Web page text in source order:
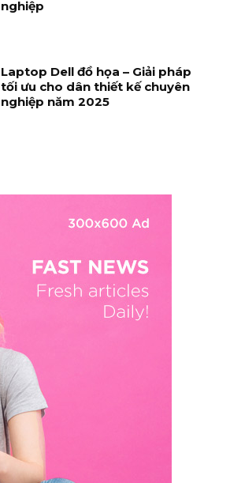
nghiệp
Laptop Dell đồ họa – Giải pháp
tối ưu cho dân thiết kế chuyên
nghiệp năm 2025